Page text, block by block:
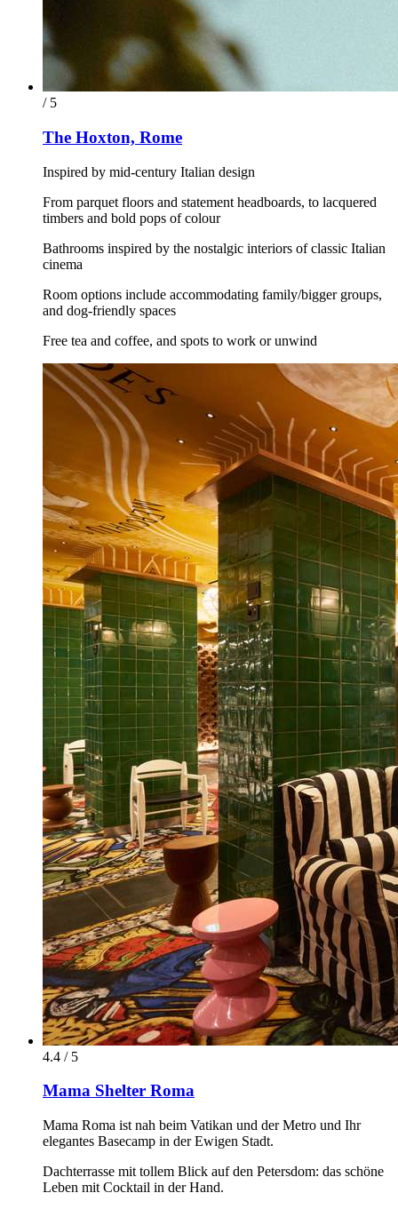
/ 5
The Hoxton, Rome
Inspired by mid-century Italian design
From parquet floors and statement headboards, to lacquered
timbers and bold pops of colour
Bathrooms inspired by the nostalgic interiors of classic Italian
cinema
Room options include accommodating family/bigger groups,
and dog-friendly spaces
Free tea and coffee, and spots to work or unwind
4.4 / 5
Mama Shelter Roma
Mama Roma ist nah beim Vatikan und der Metro und Ihr
elegantes Basecamp in der Ewigen Stadt.
Dachterrasse mit tollem Blick auf den Petersdom: das schöne
Leben mit Cocktail in der Hand.